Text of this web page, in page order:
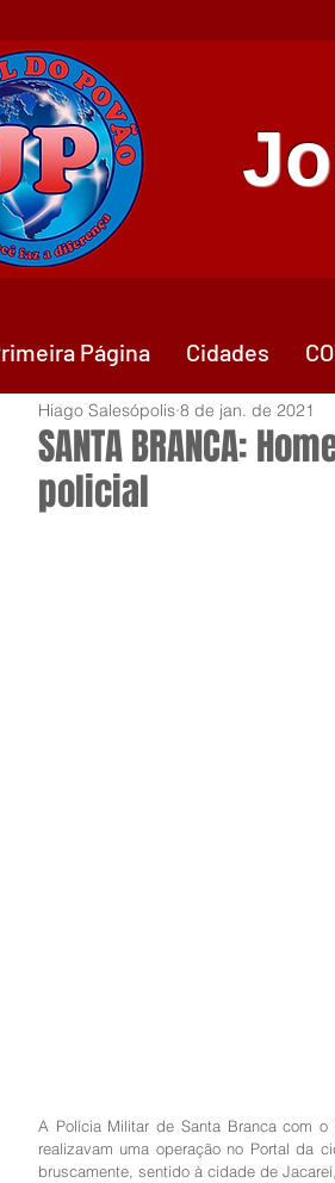
SANTA BRANCA:
policial
Hiago Salesópolis 8 de jan. de 2021
A Polícia Militar de Santa Branca com
realizavam uma operação no Portal da
bruscamente, sentido à cidade de
Página Cidades